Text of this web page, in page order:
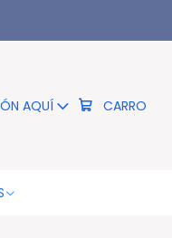
AQUÍ CARRO
Y